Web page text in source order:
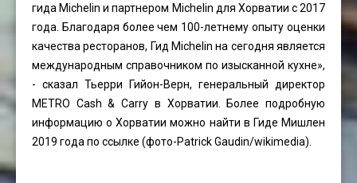
гида Michelin и партнером Michelin для Хорватии с 2017
года. Благодаря более чем 100-летнему опыту оценки
качества ресторанов, Гид Michelin на сегодня является
международным справочником по изысканной кухне»,
- сказал Тьерри Гийон-Верн, генеральный директор
METRO Cash & Carry в Хорватии. Более подробную
информацию о Хорватии можно найти в Гиде Мишлен
2019 года по ссылке (фото-Patrick Gaudin/wikimedia).